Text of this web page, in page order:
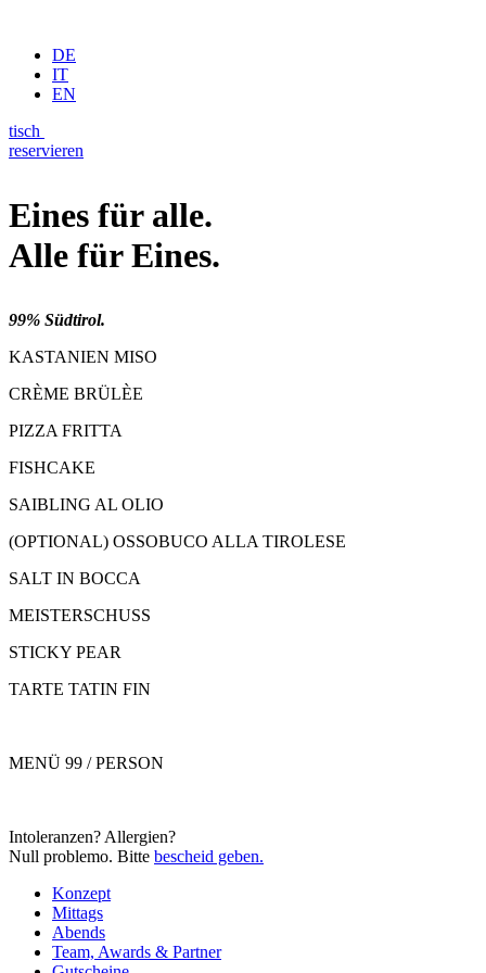
DE
IT
EN
tisch
reservieren
Eines für alle.
Alle für Eines.
99% Südtirol.
KASTANIEN MISO
CRÈME BRÜLÈE
PIZZA FRITTA
FISHCAKE
SAIBLING AL OLIO
(OPTIONAL) OSSOBUCO ALLA TIROLESE
SALT IN BOCCA
MEISTERSCHUSS
STICKY PEAR
TARTE TATIN FIN
MENÜ 99 / PERSON
Intoleranzen? Allergien?
Null problemo. Bitte bescheid geben.
Konzept
Mittags
Abends
Team, Awards & Partner